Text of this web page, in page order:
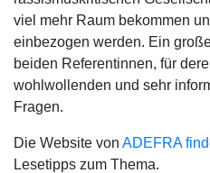
viel mehr Raum bekommen
einbezogen werden. Ein
beiden Referentinnen, für
wohlwollenden und sehr
Fragen.
Die Website von ADEFRA
Lesetipps zum Thema.